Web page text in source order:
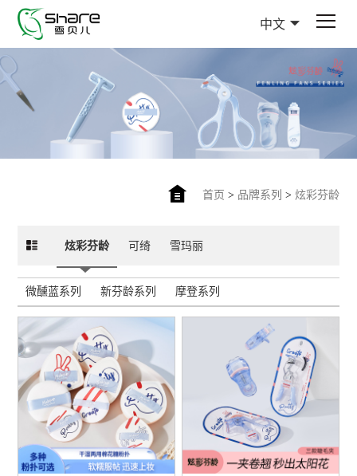
中文
首页 > 品牌系列 > 炫彩芬龄
炫彩芬龄 可绮 雪玛丽
微醺蓝系列 新芬龄系列 摩登系列